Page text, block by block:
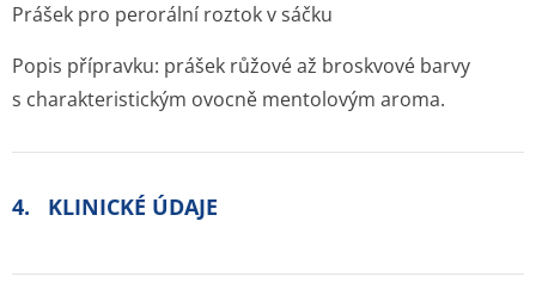
Prášek pro perorální roztok v sáčku
Popis přípravku: prášek růžové až broskvové barvy
s charakteristickým ovocně mentolovým aroma.
4. KLINICKÉ ÚDAJE